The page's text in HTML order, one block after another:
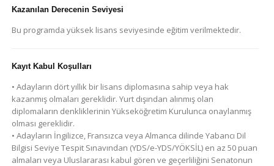
Kazanılan Derecenin Seviyesi
Bu programda yüksek lisans seviyesinde eğitim verilmektedir.
Kayıt Kabul Koşulları
• Adayların dört yıllık bir lisans diplomasına sahip veya hak
kazanmış olmaları gereklidir. Yurt dışından alınmış olan
diplomaların denkliklerinin Yükseköğretim Kurulunca onaylanmış
olması gereklidir.
• Adayların İngilizce, Fransızca veya Almanca dilinde Yabancı Dil
Bilgisi Seviye Tespit Sınavından (YDS/e-YDS/YÖKSİL) en az 50 puan
almaları veya Uluslararası kabul gören ve geçerliliğini Senatonun